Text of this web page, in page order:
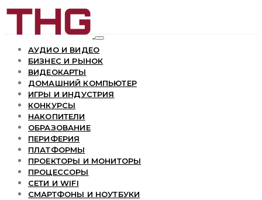
АУДИО И ВИДЕО
БИЗНЕС И РЫНОК
ВИДЕОКАРТЫ
ДОМАШНИЙ КОМПЬЮТЕР
ИГРЫ И ИНДУСТРИЯ
КОНКУРСЫ
НАКОПИТЕЛИ
ОБРАЗОВАНИЕ
ПЕРИФЕРИЯ
ПЛАТФОРМЫ
ПРОЕКТОРЫ И МОНИТОРЫ
ПРОЦЕССОРЫ
СЕТИ И WIFI
СМАРТФОНЫ И НОУТБУКИ